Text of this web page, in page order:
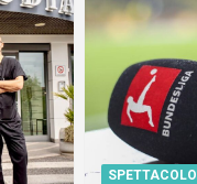
SPETTACOLO